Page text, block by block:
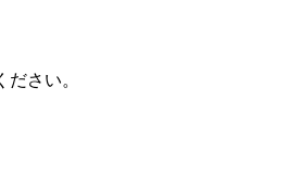
さい。